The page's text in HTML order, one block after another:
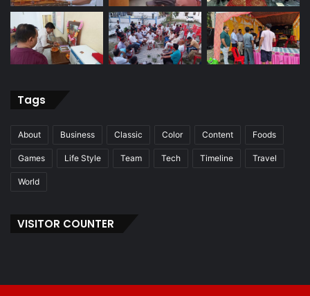
Tags
About Business Classic Color Content Foods
Games Life Style Team Tech Timeline Travel
World
VISITOR COUNTER